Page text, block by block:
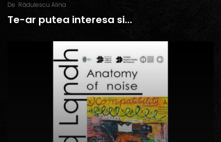
De Rădulescu Alina
Te-ar putea interesa si...